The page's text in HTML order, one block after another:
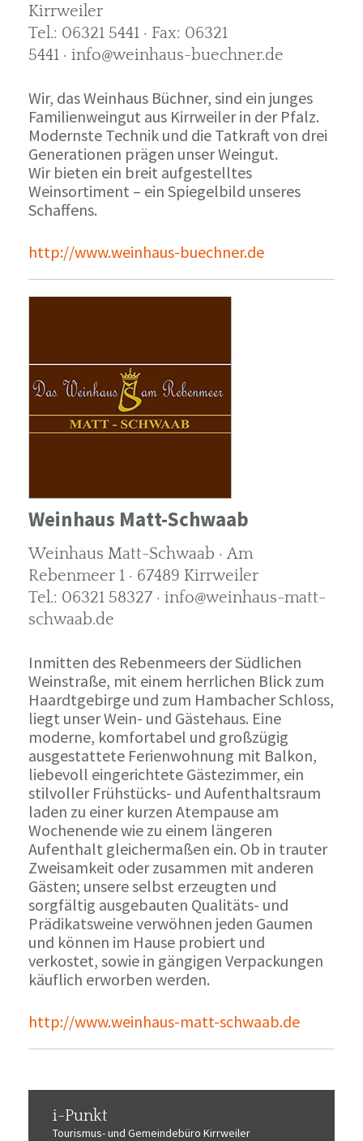
Kirrweiler
Tel.: 06321 5441 · Fax: 06321
5441 · info@weinhaus-buechner.de
Wir, das Weinhaus Büchner, sind ein junges
Familienweingut aus Kirrweiler in der Pfalz.
Modernste Technik und die Tatkraft von drei
Generationen prägen unser Weingut.
Wir bieten ein breit aufgestelltes
Weinsortiment – ein Spiegelbild unseres
Schaffens.
http://www.weinhaus-buechner.de
Weinhaus Matt-Schwaab
Weinhaus Matt-Schwaab · Am
Rebenmeer 1 · 67489 Kirrweiler
Tel.: 06321 58327 · info@weinhaus-matt-
schwaab.de
Inmitten des Rebenmeers der Südlichen
Weinstraße, mit einem herrlichen Blick zum
Haardtgebirge und zum Hambacher Schloss,
liegt unser Wein- und Gästehaus. Eine
moderne, komfortabel und großzügig
ausgestattete Ferienwohnung mit Balkon,
liebevoll eingerichtete Gästezimmer, ein
stilvoller Frühstücks- und Aufenthaltsraum
laden zu einer kurzen Atempause am
Wochenende wie zu einem längeren
Aufenthalt gleichermaßen ein. Ob in trauter
Zweisamkeit oder zusammen mit anderen
Gästen; unsere selbst erzeugten und
sorgfältig ausgebauten Qualitäts- und
Prädikatsweine verwöhnen jeden Gaumen
und können im Hause probiert und
verkostet, sowie in gängigen Verpackungen
käuflich erworben werden.
http://www.weinhaus-matt-schwaab.de
i-Punkt
Tourismus-und Gemeindebüro Kirrweiler